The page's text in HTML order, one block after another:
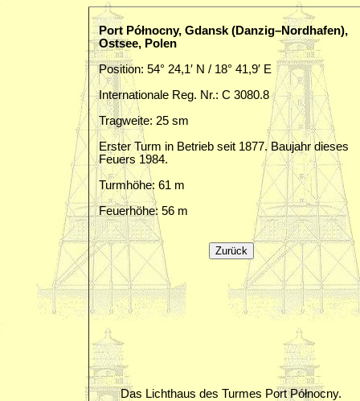
Port Północny, Gdansk (Danzig–Nordhafen),
Ostsee, Polen
Position: 54° 24,1′ N / 18° 41,9′ E
Internationale Reg. Nr.: C 3080.8
Tragweite: 25 sm
Erster Turm in Betrieb seit 1877. Baujahr dieses
Feuers 1984.
Turmhöhe: 61 m
Feuerhöhe: 56 m
Das Lichthaus des Turmes Port Północny.